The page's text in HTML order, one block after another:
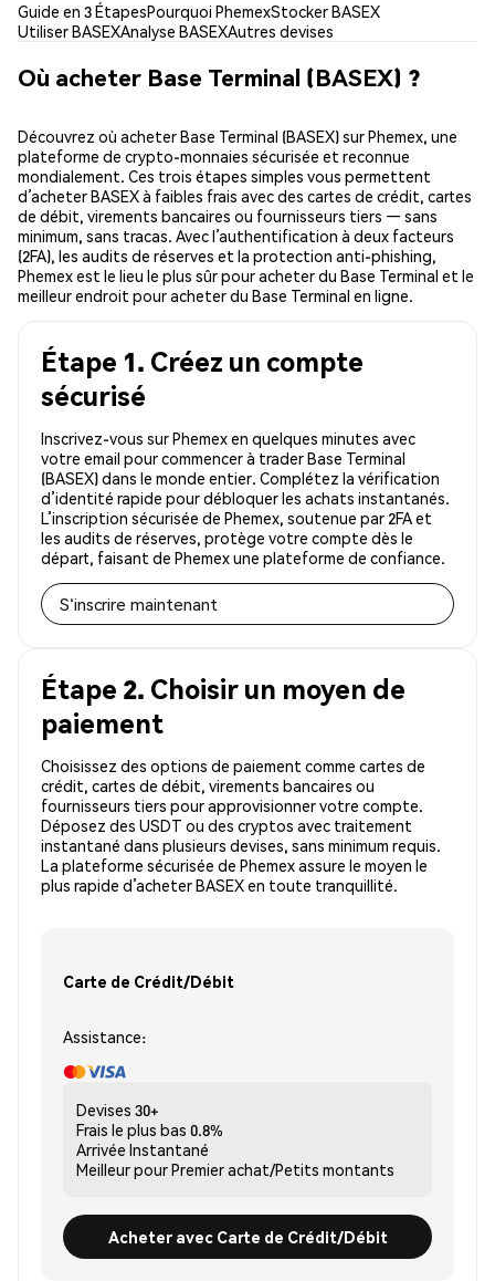
Guide en 3 ÉtapesPourquoi PhemexStocker BASEX
Utiliser BASEXAnalyse BASEXAutres devises
Où acheter Base Terminal (BASEX) ?
Découvrez où acheter Base Terminal (BASEX) sur Phemex, une
plateforme de crypto-monnaies sécurisée et reconnue
mondialement. Ces trois étapes simples vous permettent
d’acheter BASEX à faibles frais avec des cartes de crédit, cartes
de débit, virements bancaires ou fournisseurs tiers — sans
minimum, sans tracas. Avec l’authentification à deux facteurs
(2FA), les audits de réserves et la protection anti-phishing,
Phemex est le lieu le plus sûr pour acheter du Base Terminal et le
meilleur endroit pour acheter du Base Terminal en ligne.
Étape 1. Créez un compte
sécurisé
Inscrivez-vous sur Phemex en quelques minutes avec
votre email pour commencer à trader Base Terminal
(BASEX) dans le monde entier. Complétez la vérification
d’identité rapide pour débloquer les achats instantanés.
L’inscription sécurisée de Phemex, soutenue par 2FA et
les audits de réserves, protège votre compte dès le
départ, faisant de Phemex une plateforme de confiance.
S'inscrire maintenant
Étape 2. Choisir un moyen de
paiement
Choisissez des options de paiement comme cartes de
crédit, cartes de débit, virements bancaires ou
fournisseurs tiers pour approvisionner votre compte.
Déposez des USDT ou des cryptos avec traitement
instantané dans plusieurs devises, sans minimum requis.
La plateforme sécurisée de Phemex assure le moyen le
plus rapide d’acheter BASEX en toute tranquillité.
Carte de Crédit/Débit
Assistance:
Devises 30+
Frais le plus bas 0.8%
Arrivée Instantané
Meilleur pourPremier achat/Petits montants
Acheter avec Carte de Crédit/Débit